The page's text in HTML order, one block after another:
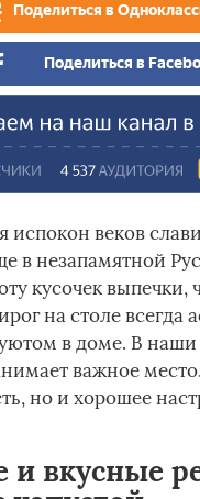
Поделиться в
Поделиться в
испокон веков
в незапамятной
кусочек выпечки,
на столе всегда
в доме. В
важное
но и хорошее
и вкусные